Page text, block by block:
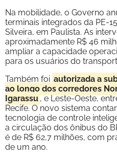
Na mobilidade, o Governo
terminais integrados da PE-
Silveira, em Paulista. As
aproximadamente R$ 46
ampliar a capacidade
para os usuários do
Também foi autorizada a
ao longo dos corredores
Igarassu, e Leste-Oeste,
Recife. O novo sistema
tecnologia de controle
a circulação dos ônibus do
é de R$ 62,7 milhões, com
de um ano.